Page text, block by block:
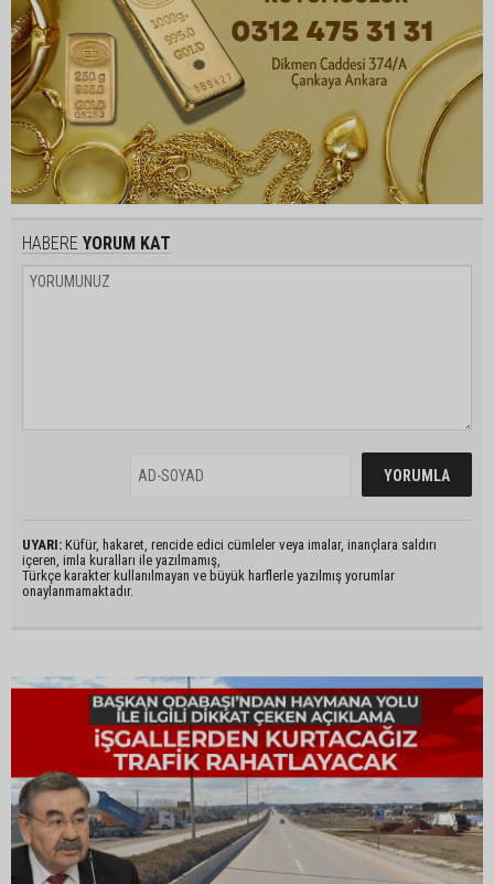
HABERE YORUM KAT
UYARI: Küfür, hakaret, rencide edici cümleler veya imalar, inançlara saldırı
içeren, imla kuralları ile yazılmamış,
Türkçe karakter kullanılmayan ve büyük harflerle yazılmış yorumlar
onaylanmamaktadır.